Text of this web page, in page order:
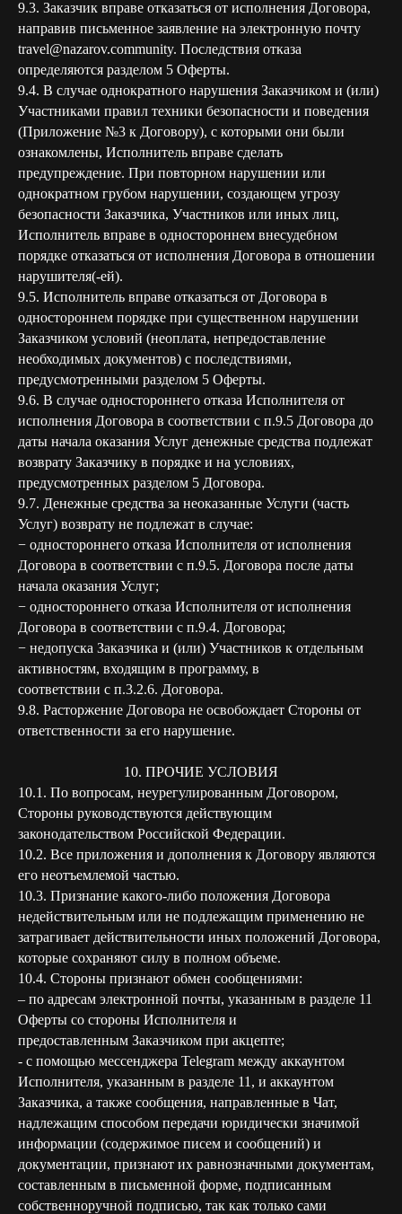
9.3. Заказчик вправе отказаться от исполнения Договора,
направив письменное заявление на электронную почту
travel@nazarov.community. Последствия отказа
определяются разделом 5 Оферты.
9.4. В случае однократного нарушения Заказчиком и (или)
Участниками правил техники безопасности и поведения
(Приложение №3 к Договору), с которыми они были
ознакомлены, Исполнитель вправе сделать
предупреждение. При повторном нарушении или
однократном грубом нарушении, создающем угрозу
безопасности Заказчика, Участников или иных лиц,
Исполнитель вправе в одностороннем внесудебном
порядке отказаться от исполнения Договора в отношении
нарушителя(-ей).
9.5. Исполнитель вправе отказаться от Договора в
одностороннем порядке при существенном нарушении
Заказчиком условий (неоплата, непредоставление
необходимых документов) с последствиями,
предусмотренными разделом 5 Оферты.
9.6. В случае одностороннего отказа Исполнителя от
исполнения Договора в соответствии с п.9.5 Договора до
даты начала оказания Услуг денежные средства подлежат
возврату Заказчику в порядке и на условиях,
предусмотренных разделом 5 Договора.
9.7. Денежные средства за неоказанные Услуги (часть
Услуг) возврату не подлежат в случае:
− одностороннего отказа Исполнителя от исполнения
Договора в соответствии с п.9.5. Договора после даты
начала оказания Услуг;
− одностороннего отказа Исполнителя от исполнения
Договора в соответствии с п.9.4. Договора;
− недопуска Заказчика и (или) Участников к отдельным
активностям, входящим в программу, в
соответствии с п.3.2.6. Договора.
9.8. Расторжение Договора не освобождает Стороны от
ответственности за его нарушение.
10. ПРОЧИЕ УСЛОВИЯ
10.1. По вопросам, неурегулированным Договором,
Стороны руководствуются действующим
законодательством Российской Федерации.
10.2. Все приложения и дополнения к Договору являются
его неотъемлемой частью.
10.3. Признание какого-либо положения Договора
недействительным или не подлежащим применению не
затрагивает действительности иных положений Договора,
которые сохраняют силу в полном объеме.
10.4. Стороны признают обмен сообщениями:
– по адресам электронной почты, указанным в разделе 11
Оферты со стороны Исполнителя и
предоставленным Заказчиком при акцепте;
- с помощью мессенджера Telegram между аккаунтом
Исполнителя, указанным в разделе 11, и аккаунтом
Заказчика, а также сообщения, направленные в Чат,
надлежащим способом передачи юридически значимой
информации (содержимое писем и сообщений) и
документации, признают их равнозначными документам,
составленным в письменной форме, подписанным
собственноручной подписью, так как только сами